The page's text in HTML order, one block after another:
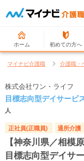
ホーム 初めての方へ
マイナビ介護職 介護職・
株式会社ワン・ライフ
目標志向型デイサービ
人
正社員(正職員) 通所介護
【神奈川県／相模
目標志向型デイサ